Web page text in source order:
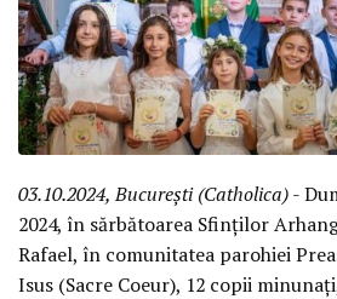
03.10.2024, București (Catholica)-
2024, în sărbătoarea Sfinților
Rafael, în comunitatea parohiei
Isus (Sacre Coeur), 12 copii